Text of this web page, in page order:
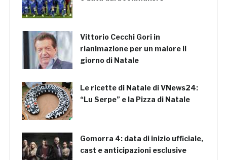
Vittorio Cecchi Gori in
rianimazione per un malore il
giorno di Natale
Le ricette di Natale di VNews24:
“Lu Serpe” e la Pizza di Natale
Gomorra 4: data di inizio ufficiale,
cast e anticipazioni esclusive